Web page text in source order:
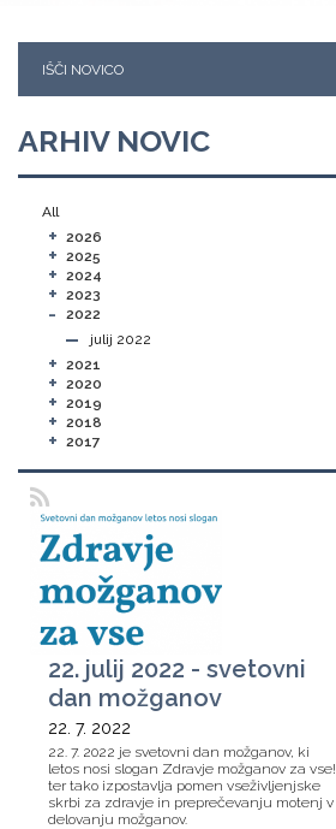
ARHIV NOVIC
All
+ 2026
+ 2025
+ 2024
+ 2023
-
2022
julij 2022
+ 2021
+ 2020
+ 2019
+ 2018
+ 2017
22. julij 2022 - svetovni
dan možganov
22. 7. 2022
22. 7. 2022 je svetovni dan možganov, ki
letos nosi slogan Zdravje možganov za vse!
ter tako izpostavlja pomen vseživljenjske
skrbi za zdravje in preprečevanju motenj v
delovanju možganov.